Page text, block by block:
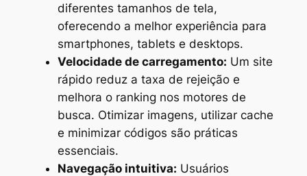
diferentes tamanhos de tela,
oferecendo a melhor experiência para
smartphones, tablets e desktops.
Velocidade de carregamento: Um site
rápido reduz a taxa de rejeição e
melhora o ranking nos motores de
busca. Otimizar imagens, utilizar cache
e minimizar códigos são práticas
essenciais.
Navegação intuitiva: Usuários